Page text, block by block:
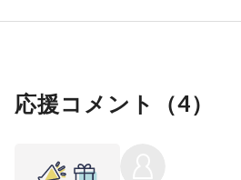
応援コメント（4）